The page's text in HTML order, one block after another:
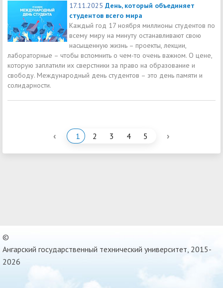
17.11.2025 День, который объединяет
студентов всего мира
Каждый год 17 ноября миллионы студентов по
всему миру на минуту останавливают свою
насыщенную жизнь – проекты, лекции,
лабораторные – чтобы вспомнить о чем-то очень важном. О цене,
которую заплатили их сверстники за право на образование и
свободу. Международный день студентов – это день памяти и
солидарности.
‹ 1 2 3 4 5 ›
©
Ангарский государственный технический университет, 2015-
2026